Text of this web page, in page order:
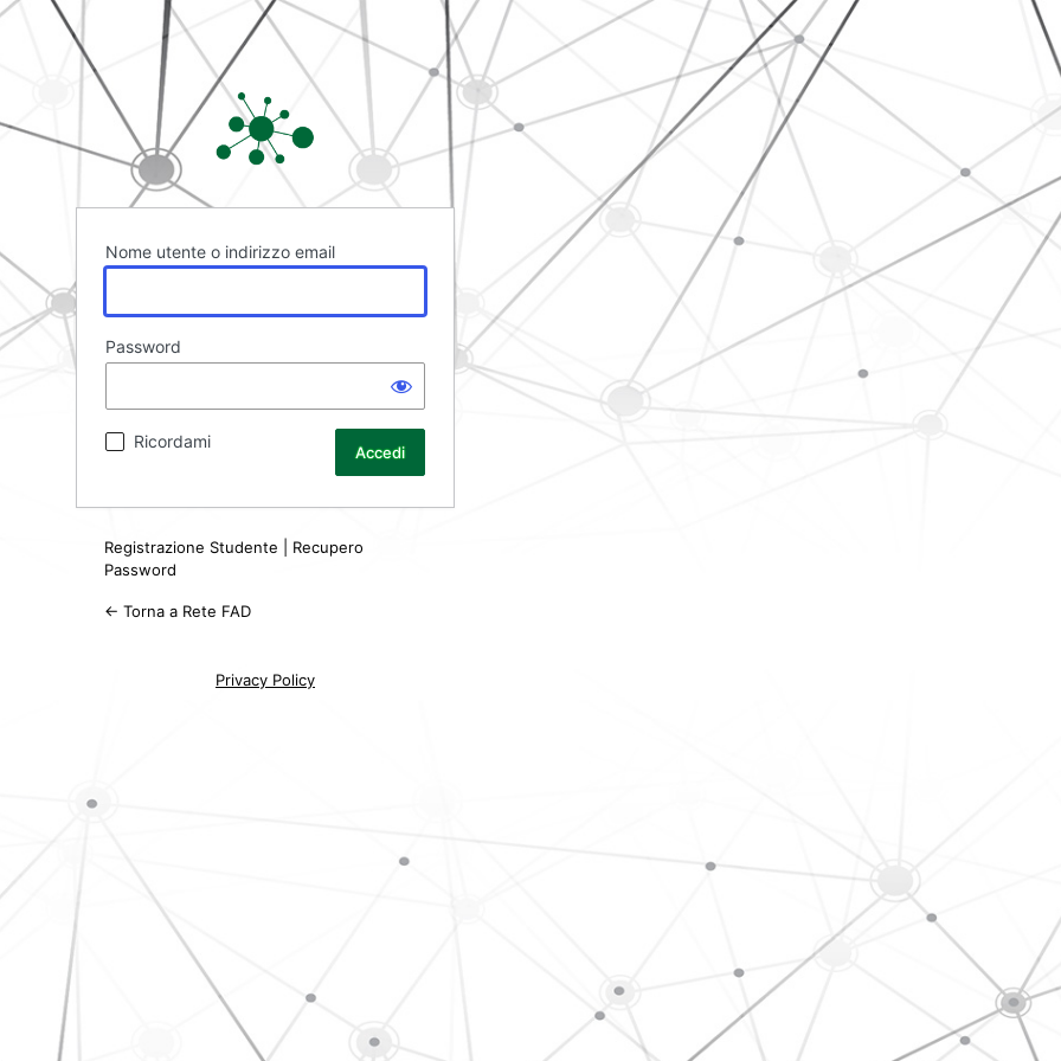
Rete FAD
Nome utente o indirizzo email
Password
Ricordami
Registrazione Studente
Recupero
Password
← Torna a Rete FAD
Privacy Policy